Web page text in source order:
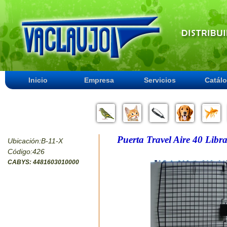
Inicio Empresa Servicios
Ubicación:B-11-X
Código:426
CABYS: 4481603010000
Puerta Travel Aire 40